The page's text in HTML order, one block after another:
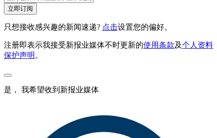
立即订阅
只想接收感兴趣的新闻速递? 点击设置您的偏好。
注册即表示我接受新报业媒体不时更新的使用条款及个人资料
保护声明。
是， 我希望收到新报业媒体